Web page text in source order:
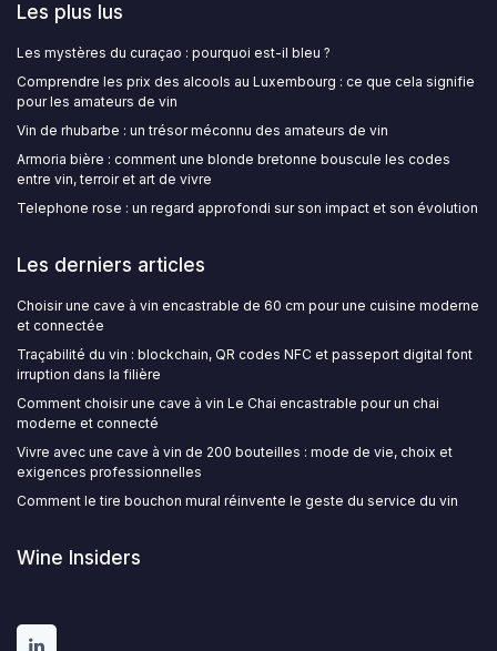
Les plus lus
Les mystères du curaçao : pourquoi est-il bleu ?
Comprendre les prix des alcools au Luxembourg : ce que cela signifie
pour les amateurs de vin
Vin de rhubarbe : un trésor méconnu des amateurs de vin
Armoria bière : comment une blonde bretonne bouscule les codes
entre vin, terroir et art de vivre
Telephone rose : un regard approfondi sur son impact et son évolution
Les derniers articles
Choisir une cave à vin encastrable de 60 cm pour une cuisine moderne
et connectée
Traçabilité du vin : blockchain, QR codes NFC et passeport digital font
irruption dans la filière
Comment choisir une cave à vin Le Chai encastrable pour un chai
moderne et connecté
Vivre avec une cave à vin de 200 bouteilles : mode de vie, choix et
exigences professionnelles
Comment le tire bouchon mural réinvente le geste du service du vin
Wine Insiders